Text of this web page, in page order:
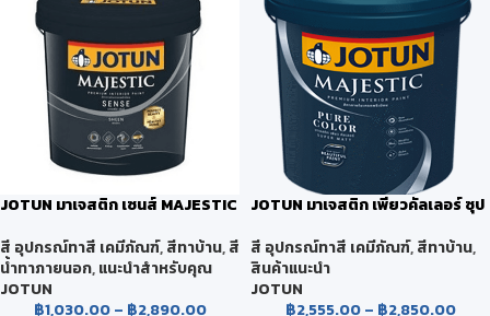
JOTUN มาเจสติก เซนส์ MAJESTIC
สี อุปกรณ์ทาสี เคมีภัณฑ์,สีทาบ้าน,สี
น้ำทาภายนอก,แนะนำสำหรับคุณ
JOTUN
฿1,030.00 – ฿2,890.00
JOTUN มาเจสติก เพียวคัลเลอร์ ซุป
COLOR
สี อุปกรณ์ทาสี เคมีภัณฑ์,สีทาบ้าน,
สินค้าแนะนำ
JOTUN
฿2,555.00 – ฿2,850.00